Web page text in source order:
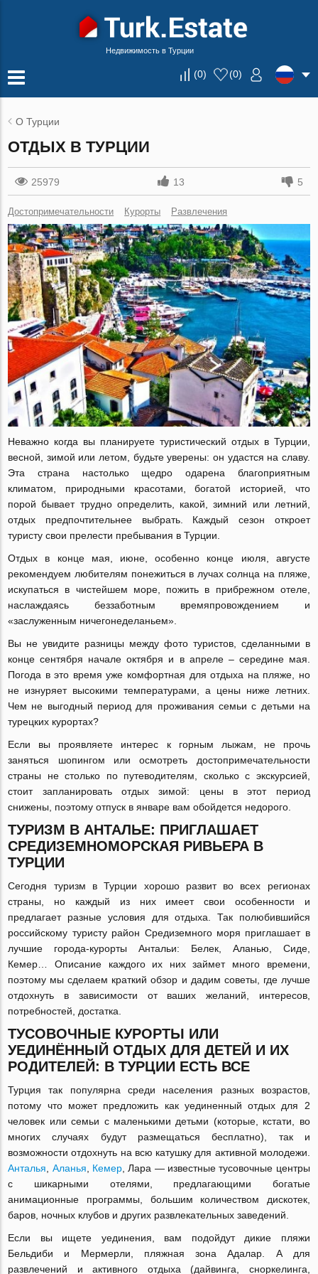
Недвижимость в Турции
(0) (0)
О Турции
ОТДЫХ В ТУРЦИИ
25979 13 5
Достопримечательности Курорты Развлечения
Неважно когда вы планируете туристический отдых в Турции,
весной, зимой или летом, будьте уверены: он удастся на славу.
Эта страна настолько щедро одарена благоприятным
климатом, природными красотами, богатой историей, что
порой бывает трудно определить, какой, зимний или летний,
отдых предпочтительнее выбрать. Каждый сезон откроет
туристу свои прелести пребывания в Турции.
Отдых в конце мая, июне, особенно конце июля, августе
рекомендуем любителям понежиться в лучах солнца на пляже,
искупаться в чистейшем море, пожить в прибрежном отеле,
наслаждаясь беззаботным времяпровождением и
«заслуженным ничегонеделаньем».
Вы не увидите разницы между фото туристов, сделанными в
конце сентября начале октября и в апреле – середине мая.
Погода в это время уже комфортная для отдыха на пляже, но
не изнуряет высокими температурами, а цены ниже летних.
Чем не выгодный период для проживания семьи с детьми на
турецких курортах?
Если вы проявляете интерес к горным лыжам, не прочь
заняться шопингом или осмотреть достопримечательности
страны не столько по путеводителям, сколько с экскурсией,
стоит запланировать отдых зимой: цены в этот период
снижены, поэтому отпуск в январе вам обойдется недорого.
ТУРИЗМ В АНТАЛЬЕ: ПРИГЛАШАЕТ
СРЕДИЗЕМНОМОРСКАЯ РИВЬЕРА В
ТУРЦИИ
Сегодня туризм в Турции хорошо развит во всех регионах
страны, но каждый из них имеет свои особенности и
предлагает разные условия для отдыха. Так полюбившийся
российскому туристу район Средиземного моря приглашает в
лучшие города-курорты Антальи: Белек, Аланью, Сиде,
Кемер… Описание каждого их них займет много времени,
поэтому мы сделаем краткий обзор и дадим советы, где лучше
отдохнуть в зависимости от ваших желаний, интересов,
потребностей, достатка.
ТУСОВОЧНЫЕ КУРОРТЫ ИЛИ
УЕДИНЁННЫЙ ОТДЫХ ДЛЯ ДЕТЕЙ И ИХ
РОДИТЕЛЕЙ: В ТУРЦИИ ЕСТЬ ВСЕ
Турция так популярна среди населения разных возрастов,
потому что может предложить как уединенный отдых для 2
человек или семьи с маленькими детьми (которые, кстати, во
многих случаях будут размещаться бесплатно), так и
возможности отдохнуть на всю катушку для активной молодежи.
Анталья
Аланья Кемер, Лара — известные тусовочные центры
с шикарными отелями, предлагающими богатые
анимационные программы, большим количеством дискотек,
баров, ночных клубов и других развлекательных заведений.
Если вы ищете уединения, вам подойдут дикие пляжи
Бельдиби и Мермерли, пляжная зона Адалар. А для
развлечений и активного отдыха (дайвинга, сноркелинга,